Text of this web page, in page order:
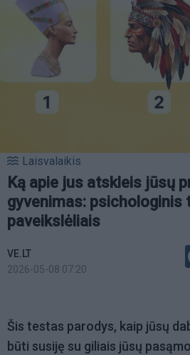
Laisvalaikis
Ką apie jus atskleis jūsų
gyvenimas: psichologinis
paveikslėliais
VE.LT
2026-05-08 07:20
Šis testas parodys, kaip jūsų
būti susiję su giliais jūsų